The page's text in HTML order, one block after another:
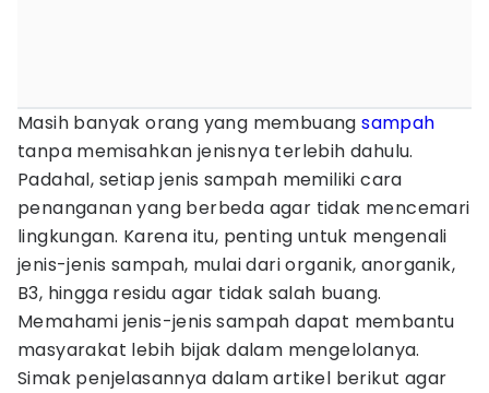
Masih banyak orang yang membuangsampah
tanpa memisahkan jenisnya terlebih dahulu.
Padahal, setiap jenis sampah memiliki cara
penanganan yang berbeda agar tidak mencemari
lingkungan. Karena itu, penting untuk mengenali
jenis-jenis sampah, mulai dari organik, anorganik,
B3, hingga residu agar tidak salah buang.
Memahami jenis-jenis sampah dapat membantu
masyarakat lebih bijak dalam mengelolanya.
Simak penjelasannya dalam artikel berikut agar